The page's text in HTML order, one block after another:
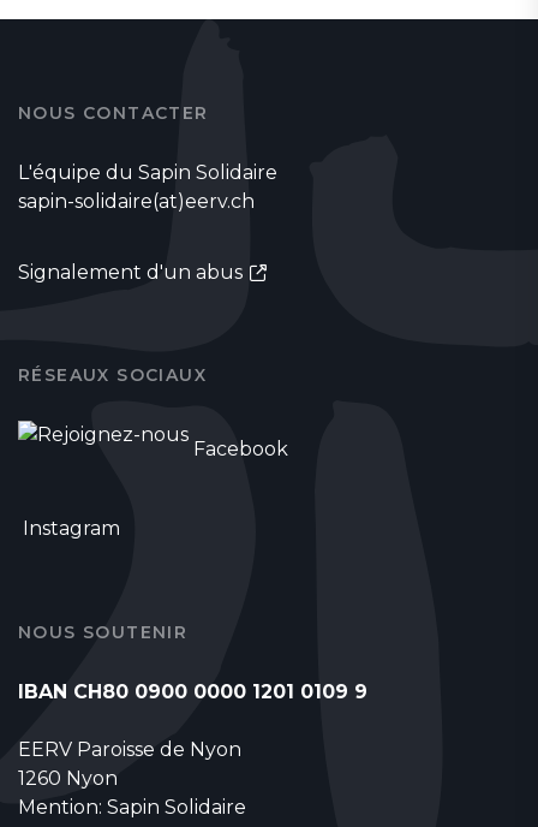
NOUS CONTACTER
L'équipe du Sapin Solidaire
sapin-solidaire(at)eerv.ch
Signalement d'un abus
RÉSEAUX SOCIAUX
Facebook
Instagram
NOUS SOUTENIR
IBAN CH80 0900 0000 1201 0109 9
EERV Paroisse de Nyon
1260 Nyon
Mention: Sapin Solidaire